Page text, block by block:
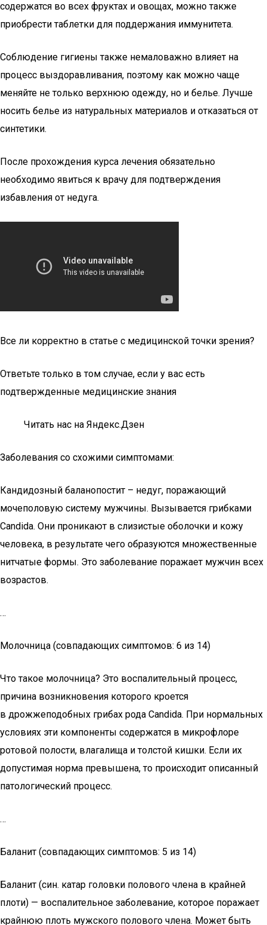
содержатся во всех фруктах и овощах, можно также
приобрести таблетки для поддержания иммунитета.
Соблюдение гигиены также немаловажно влияет на
процесс выздоравливания, поэтому как можно чаще
меняйте не только верхнюю одежду, но и белье. Лучше
носить белье из натуральных материалов и отказаться от
синтетики.
После прохождения курса лечения обязательно
необходимо явиться к врачу для подтверждения
избавления от недуга.
Все ли корректно в статье с медицинской точки зрения?
Ответьте только в том случае, если у вас есть
подтвержденные медицинские знания
Читать нас на Яндекс.Дзен
Заболевания со схожими симптомами:
Кандидозный баланопостит – недуг, поражающий
мочеполовую систему мужчины. Вызывается грибками
Candida. Они проникают в слизистые оболочки и кожу
человека, в результате чего образуются множественные
нитчатые формы. Это заболевание поражает мужчин всех
возрастов.
…
Молочница (совпадающих симптомов: 6 из 14)
Что такое молочница? Это воспалительный процесс,
причина возникновения которого кроется
в дрожжеподобных грибах рода Candida. При нормальных
условиях эти компоненты содержатся в микрофлоре
ротовой полости, влагалища и толстой кишки. Если их
допустимая норма превышена, то происходит описанный
патологический процесс.
…
Баланит (совпадающих симптомов: 5 из 14)
Баланит (син. катар головки полового члена в крайней
плоти) — воспалительное заболевание, которое поражает
крайнюю плоть мужского полового члена. Может быть